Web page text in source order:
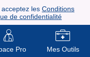
les Conditions
de confidentialité
Pro Mes Outils